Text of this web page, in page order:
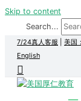
Skip to content
Search...
7/24真人客服 美国
English